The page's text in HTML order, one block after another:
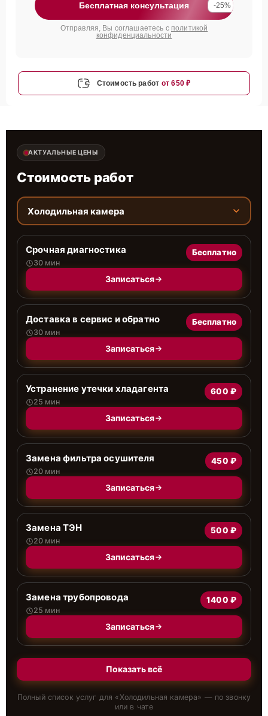
Бесплатная консультация -25%
Отправляя, Вы соглашаетесь с политикой
конфиденциальности
Стоимость работ от 650 ₽
АКТУАЛЬНЫЕ ЦЕНЫ
Стоимость работ
Холодильная камера
Срочная диагностика
30 мин
Бесплатно
Записаться
Доставка в сервис и обратно
30 мин
Бесплатно
Записаться
Устранение утечки хладагента
25 мин
600 ₽
Записаться
Замена фильтра осушителя
20 мин
450 ₽
Записаться
Замена ТЭН
20 мин
500 ₽
Записаться
Замена трубопровода
25 мин
1400 ₽
Записаться
Показать всё
Полный список услуг для «Холодильная камера» — по звонку
или в чате